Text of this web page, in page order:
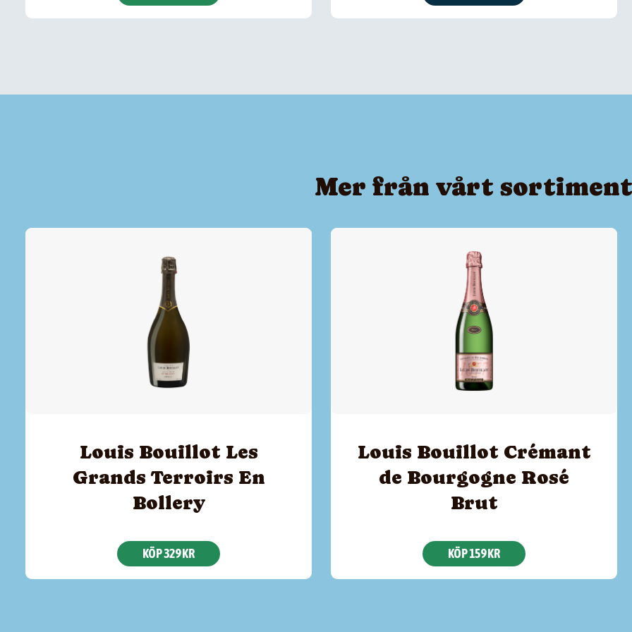
Mer från vårt sortiment
Louis Bouillot Les
Grands Terroirs En
Bollery
KÖP 329 KR
Louis Bouillot Crémant
de Bourgogne Rosé
Brut
KÖP 159 KR